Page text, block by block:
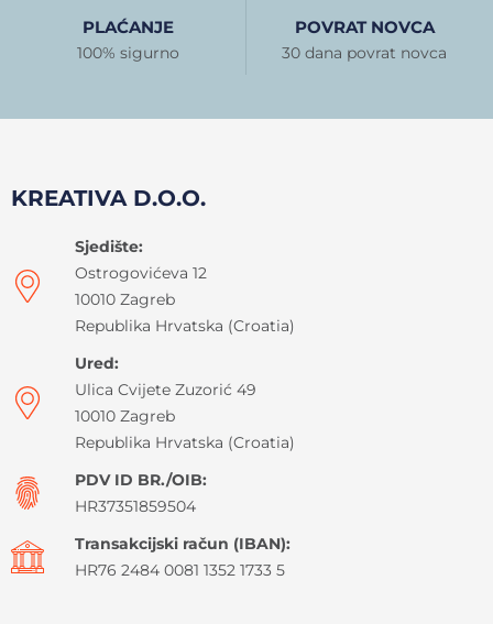
PLAĆANJE
100% sigurno
POVRAT NOVCA
30 dana povrat novca
KREATIVA D.O.O.
Sjedište:
Ostrogovićeva 12
10010 Zagreb
Republika Hrvatska (Croatia)
Ured:
Ulica Cvijete Zuzorić 49
10010 Zagreb
Republika Hrvatska (Croatia)
PDV ID BR./OIB:
HR37351859504
Transakcijski račun (IBAN):
HR76 2484 0081 1352 1733 5